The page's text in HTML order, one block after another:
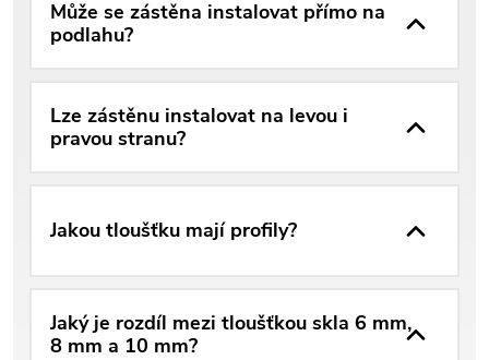
Může se zástěna instalovat přímo na
podlahu?
Lze zástěnu instalovat na levou i
pravou stranu?
Jakou tloušťku mají profily?
Jaký je rozdíl mezi tloušťkou skla 6 mm,
8 mm a 10 mm?